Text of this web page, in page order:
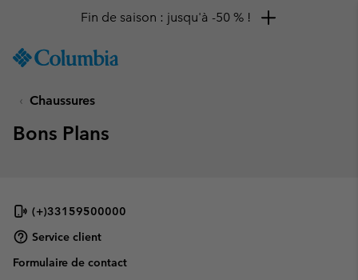
TO
SKIP
MAIN
SEARCH
Fin de saison : jusqu'à -50 % !
Chaussures
Bons Plans
(+)33159500000
Service client
Formulaire de contact